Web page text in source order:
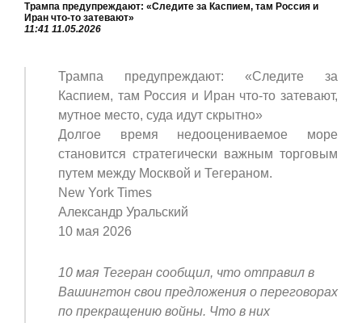
Трампа предупреждают: «Следите за Каспием, там Россия и
Иран что-то затевают»
11:41 11.05.2026
Трампа предупреждают: «Следите за
Каспием, там Россия и Иран что-то затевают,
мутное место, суда идут скрытно»
Долгое время недооцениваемое море
становится стратегически важным торговым
путем между Москвой и Тегераном.
New York Times
Александр Уральский
10 мая 2026
10 мая Тегеран сообщил, что отправил в
Вашингтон свои предложения о переговорах
по прекращению войны. Что в них